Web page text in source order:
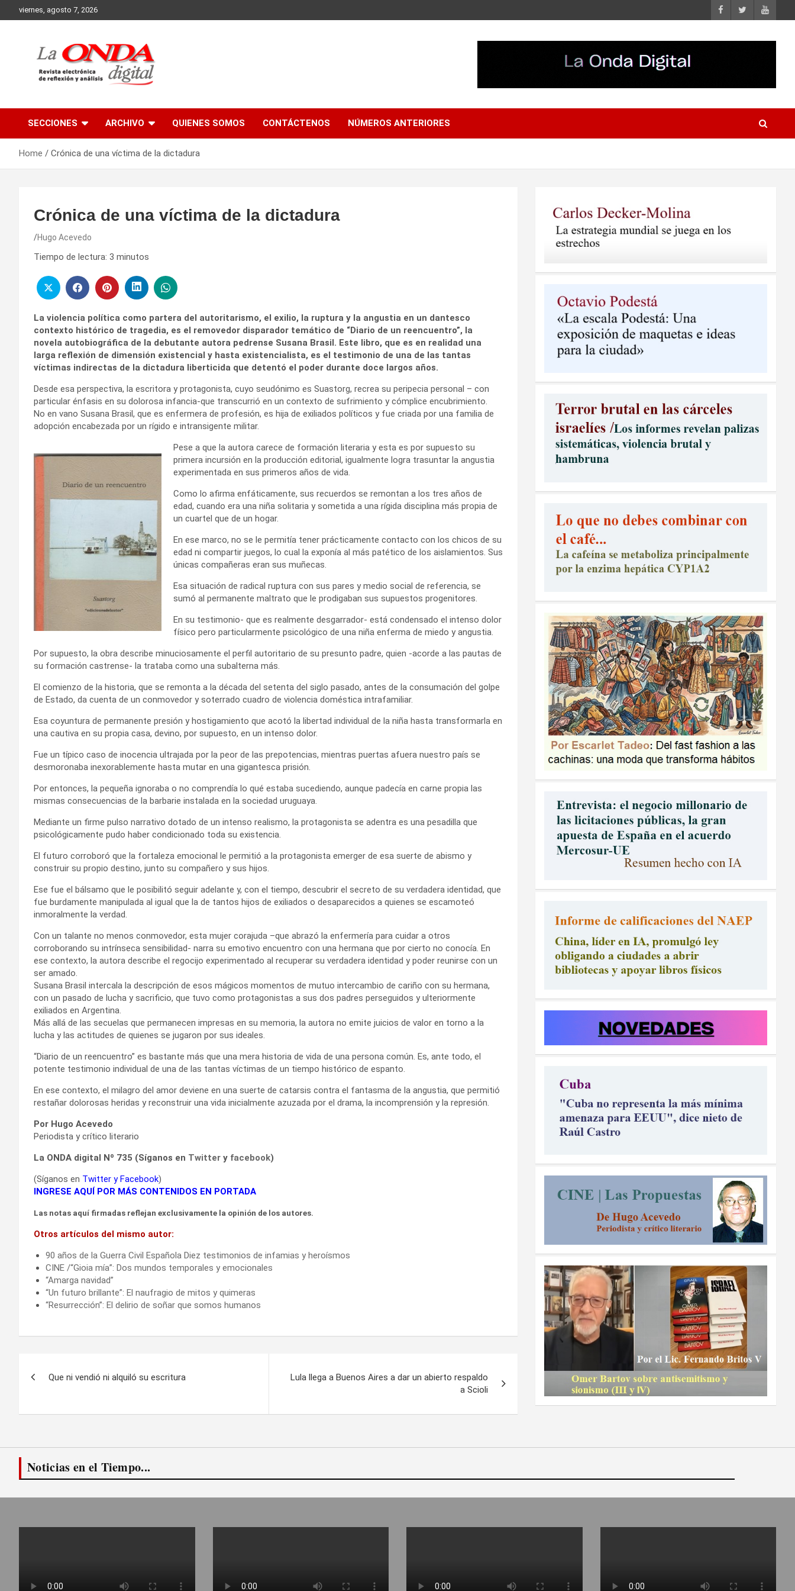
to
viernes, agosto 7, 2026
SECCIONES ARCHIVO QUIENES SOMOS CONTÁCTENOS NÚMEROS ANTERIORES
Home Crónica de una víctima de la dictadura
Crónica de una víctima de la dictadura
Hugo Acevedo
Tiempo de lectura: 3 minutos
La violencia política como partera del autoritarismo, el exilio, la ruptura y la angustia en un dantesco
contexto histórico de tragedia, es el removedor disparador temático de “Diario de un reencuentro”, la
novela autobiográfica de la debutante autora pedrense Susana Brasil. Este libro, que es en realidad una
larga reflexión de dimensión existencial y hasta existencialista, es el testimonio de una de las tantas
víctimas indirectas de la dictadura liberticida que detentó el poder durante doce largos años.
Desde esa perspectiva, la escritora y protagonista, cuyo seudónimo es Suastorg, recrea su peripecia personal – con
particular énfasis en su dolorosa infancia-que transcurrió en un contexto de sufrimiento y cómplice encubrimiento.
No en vano Susana Brasil, que es enfermera de profesión, es hija de exiliados políticos y fue criada por una familia de
adopción encabezada por un rígido e intransigente militar.
Pese a que la autora carece de formación literaria y esta es por supuesto su
primera incursión en la producción editorial, igualmente logra trasuntar la angustia
experimentada en sus primeros años de vida.
Como lo afirma enfáticamente, sus recuerdos se remontan a los tres años de
edad, cuando era una niña solitaria y sometida a una rígida disciplina más propia de
un cuartel que de un hogar.
En ese marco, no se le permitía tener prácticamente contacto con los chicos de su
edad ni compartir juegos, lo cual la exponía al más patético de los aislamientos. Sus
únicas compañeras eran sus muñecas.
Esa situación de radical ruptura con sus pares y medio social de referencia, se
sumó al permanente maltrato que le prodigaban sus supuestos progenitores.
En su testimonio- que es realmente desgarrador- está condensado el intenso dolor
físico pero particularmente psicológico de una niña enferma de miedo y angustia.
Por supuesto, la obra describe minuciosamente el perfil autoritario de su presunto padre, quien -acorde a las pautas de
su formación castrense- la trataba como una subalterna más.
El comienzo de la historia, que se remonta a la década del setenta del siglo pasado, antes de la consumación del golpe
de Estado, da cuenta de un conmovedor y soterrado cuadro de violencia doméstica intrafamiliar.
Esa coyuntura de permanente presión y hostigamiento que acotó la libertad individual de la niña hasta transformarla en
una cautiva en su propia casa, devino, por supuesto, en un intenso dolor.
Fue un típico caso de inocencia ultrajada por la peor de las prepotencias, mientras puertas afuera nuestro país se
desmoronaba inexorablemente hasta mutar en una gigantesca prisión.
Por entonces, la pequeña ignoraba o no comprendía lo qué estaba sucediendo, aunque padecía en carne propia las
mismas consecuencias de la barbarie instalada en la sociedad uruguaya.
Mediante un firme pulso narrativo dotado de un intenso realismo, la protagonista se adentra es una pesadilla que
psicológicamente pudo haber condicionado toda su existencia.
El futuro corroboró que la fortaleza emocional le permitió a la protagonista emerger de esa suerte de abismo y
construir su propio destino, junto su compañero y sus hijos.
Ese fue el bálsamo que le posibilitó seguir adelante y, con el tiempo, descubrir el secreto de su verdadera identidad, que
fue burdamente manipulada al igual que la de tantos hijos de exiliados o desaparecidos a quienes se escamoteó
inmoralmente la verdad.
Con un talante no menos conmovedor, esta mujer corajuda –que abrazó la enfermería para cuidar a otros
corroborando su intrínseca sensibilidad- narra su emotivo encuentro con una hermana que por cierto no conocía. En
ese contexto, la autora describe el regocijo experimentado al recuperar su verdadera identidad y poder reunirse con un
ser amado.
Susana Brasil intercala la descripción de esos mágicos momentos de mutuo intercambio de cariño con su hermana,
con un pasado de lucha y sacrificio, que tuvo como protagonistas a sus dos padres perseguidos y ulteriormente
exiliados en Argentina.
Más allá de las secuelas que permanecen impresas en su memoria, la autora no emite juicios de valor en torno a la
lucha y las actitudes de quienes se jugaron por sus ideales.
“Diario de un reencuentro” es bastante más que una mera historia de vida de una persona común. Es, ante todo, el
potente testimonio individual de una de las tantas víctimas de un tiempo histórico de espanto.
En ese contexto, el milagro del amor deviene en una suerte de catarsis contra el fantasma de la angustia, que permitió
restañar dolorosas heridas y reconstruir una vida inicialmente azuzada por el drama, la incomprensión y la represión.
Por Hugo Acevedo
Periodista y crítico literario
La ONDA digital Nº 735 (Síganos en Twitter y facebook)
(Síganos en Twitter yFacebook)
INGRESE AQUÍ POR MÁS CONTENIDOS EN PORTADA
Las notas aquí firmadas reflejan exclusivamente la opinión de los autores.
Otros artículos del mismo autor:
90 años de la Guerra Civil Española Diez testimonios de infamias y heroísmos
CINE /“Gioia mía”: Dos mundos temporales y emocionales
“Amarga navidad”
“Un futuro brillante”: El naufragio de mitos y quimeras
“Resurrección”: El delirio de soñar que somos humanos
entradas
Que ni vendió ni alquiló su escritura
Lula llega a Buenos Aires a dar un abierto respaldo
a Scioli
Noticias en el Tiempo...